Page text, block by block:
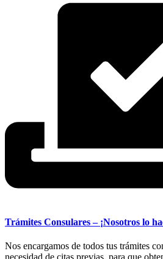
Trámites Consulares – ¡Nosotros lo
Nos encargamos de todos tus trámites